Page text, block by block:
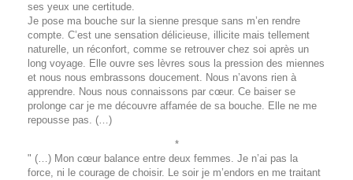
ses yeux une certitude.
Je pose ma bouche sur la sienne presque sans m’en rendre
compte. C’est une sensation délicieuse, illicite mais tellement
naturelle, un réconfort, comme se retrouver chez soi après un
long voyage. Elle ouvre ses lèvres sous la pression des miennes
et nous nous embrassons doucement. Nous n’avons rien à
apprendre. Nous nous connaissons par cœur. Ce baiser se
prolonge car je me découvre affamée de sa bouche. Elle ne me
repousse pas. (…)
*
" (…) Mon cœur balance entre deux femmes. Je n’ai pas la
force, ni le courage de choisir. Le soir je m’endors en me traitant